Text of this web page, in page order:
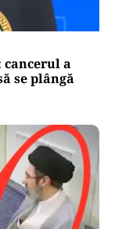
cancerul a
se plângă